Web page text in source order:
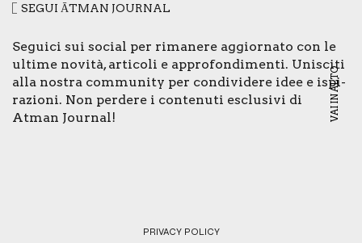
SEGUI ĀTMAN JOUR­NAL
Segui­ci sui social per rima­ne­re aggior­na­to con le
ulti­me novi­tà, arti­co­li e appro­fon­di­men­ti. Uni­sci­ti
alla nostra com­mu­ni­ty per con­di­vi­de­re idee e ispi­
ra­zio­ni. Non per­de­re i con­te­nu­ti esclu­si­vi di
Atman Jour­nal!
PRI­VA­CY POLI­CY
VAI IN ALTO